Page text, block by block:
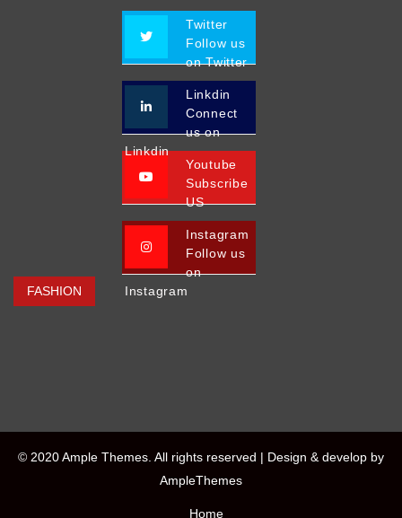
FASHION
Twitter
Follow us
on Twitter
Linkdin
Connect
us on
Linkdin
Youtube
Subscribe
US
Instagram
Follow us
on
Instagram
© 2020 Ample Themes. All rights reserved | Design & develop by
AmpleThemes
Home